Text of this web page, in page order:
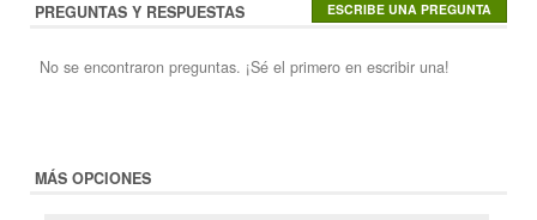
PREGUNTAS Y RESPUESTAS
No se encontraron preguntas. ¡Sé el primero en escribir una!
MÁS OPCIONES